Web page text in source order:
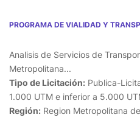
PROGRAMA DE VIALIDAD Y
Analisis de Servicios de
Metropolitana...
Tipo de Licitación: Publica-
1.000 UTM e inferior a 5.000
Región: Region Metropolitana